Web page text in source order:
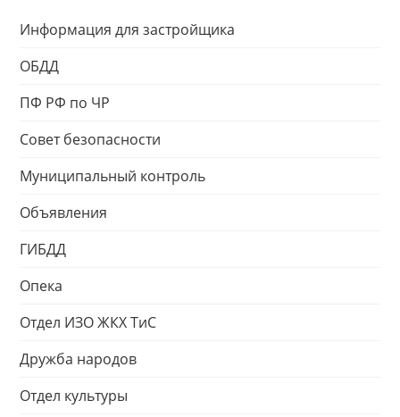
Информация для застройщика
ОБДД
ПФ РФ по ЧР
Совет безопасности
Муниципальный контроль
Объявления
ГИБДД
Опека
Отдел ИЗО ЖКХ ТиС
Дружба народов
Отдел культуры